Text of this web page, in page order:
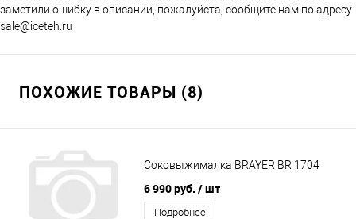
заметили ошибку в описании, пожалуйста, сообщите нам по адресу
sale@iceteh.ru
ПОХОЖИЕ ТОВАРЫ (8)
Соковыжималка BRAYER BR 1704
6 990 руб. / шт
Подробнее